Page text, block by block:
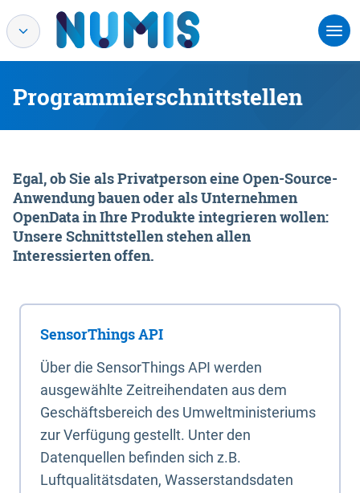
Programmierschnittstellen
Egal, ob Sie als Privatperson eine Open-Source-
Anwendung bauen oder als Unternehmen
OpenData in Ihre Produkte integrieren wollen:
Unsere Schnittstellen stehen allen
Interessierten offen.
SensorThings API
Über die SensorThings API werden
ausgewählte Zeitreihendaten aus dem
Geschäftsbereich des Umweltministeriums
zur Verfügung gestellt. Unter den
Datenquellen befinden sich z.B.
Luftqualitätsdaten, Wasserstandsdaten